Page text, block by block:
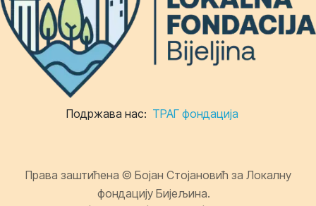
Подржава нас: ТРАГ фондација
Права заштићена © Бојан Стојановић за Локалну
фондацију Бијељина.